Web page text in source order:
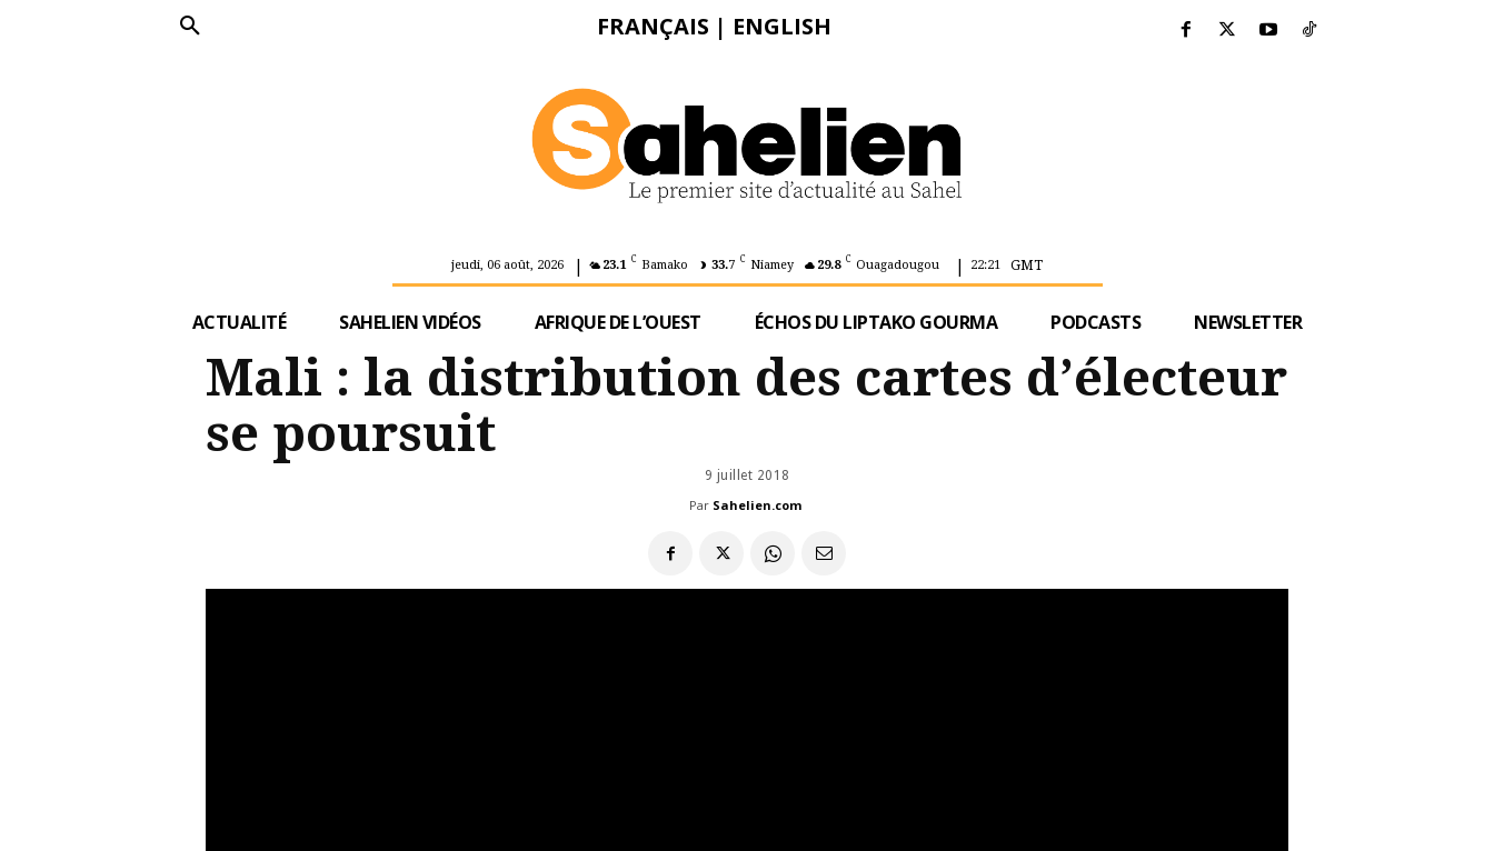
FRANÇAIS | ENGLISH
jeudi, 06 août, 2026 | 23.1 C Bamako 33.7 C Niamey 29.8 C Ouagadougou | 22:21 GMT
ACTUALITÉ SAHELIEN VIDÉOS AFRIQUE DE L’OUEST ÉCHOS DU LIPTAKO GOURMA PODCASTS NEWSLETTER
Mali : la distribution des cartes d’électeur
se poursuit
9 juillet 2018
Par Sahelien.com